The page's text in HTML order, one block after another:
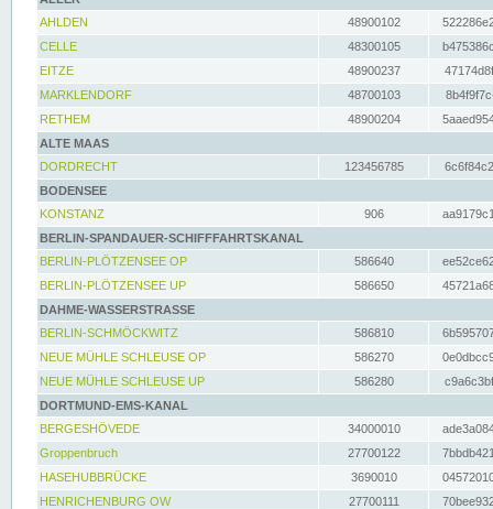
AHLDEN
48900102
CELLE
48300105
EITZE
48900237
MARKLENDORF
48700103
RETHEM
48900204
ALTE MAAS
DORDRECHT
123456785
BODENSEE
KONSTANZ
906
BERLIN-SPANDAUER-SCHIFFFAHRTSKANAL
BERLIN-PLÖTZENSEE OP
586640
BERLIN-PLÖTZENSEE UP
586650
DAHME-WASSERSTRASSE
BERLIN-SCHMÖCKWITZ
586810
NEUE MÜHLE SCHLEUSE OP
586270
NEUE MÜHLE SCHLEUSE UP
586280
DORTMUND-EMS-KANAL
BERGESHÖVEDE
34000010
Groppenbruch
27700122
HASEHUBBRÜCKE
3690010
HENRICHENBURG OW
27700111